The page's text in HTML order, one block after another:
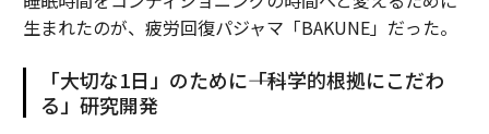
生まれたのが、疲労回復パジャマ「BAKUNE」だった。
「大切な1日」のために――「科学的根拠にこだわ
る」研究開発